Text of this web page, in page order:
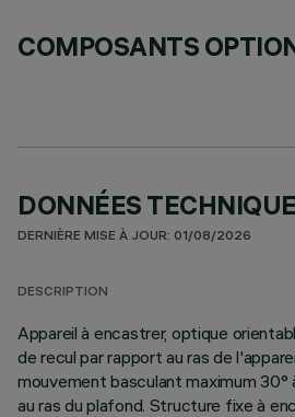
COMPOSANTS
DONNÉES
DERNIÈRE MISE À JOUR: 01/08/2026
DESCRIPTION
Appareil à encastrer, optique
de recul par rapport au ras de
mouvement basculant maximum
au ras du plafond. Structure fixe à